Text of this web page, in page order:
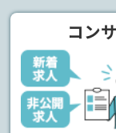
されている
【勤務実態に
■勤務終了
常的に残業
■業務が集中
発生するく
コン